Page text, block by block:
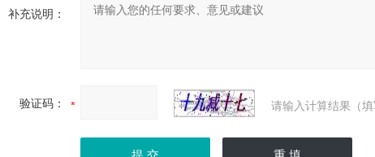
补充说明：
验证码： 请输入计算结果（